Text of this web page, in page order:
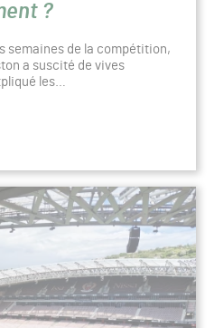
?
semaines de la compétition,
a suscité de vives
les…